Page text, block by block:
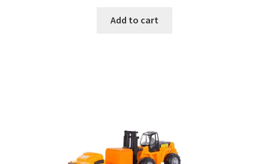
Add to cart